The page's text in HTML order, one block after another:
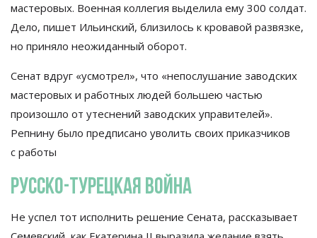
мастеровых. Военная коллегия выделила ему 300 солдат.
Дело, пишет Ильинский, близилось к кровавой развязке,
но приняло неожиданный оборот.
Сенат вдруг «усмотрел», что «непослушание заводских
мастеровых и работных людей большею частью
произошло от утеснений заводских управителей».
Репнину было предписано уволить своих приказчиков
с работы
Русско-турецкая война
Не успел тот исполнить решение Сената, рассказывает